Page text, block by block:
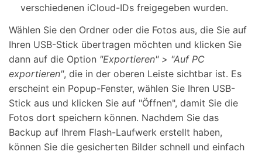
verschiedenen iCloud-IDs freigegeben wurden.
Wählen Sie den Ordner oder die Fotos aus, die Sie auf
Ihren USB-Stick übertragen möchten und klicken Sie
dann auf die Option "Exportieren" > "Auf PC
exportieren", die in der oberen Leiste sichtbar ist. Es
erscheint ein Popup-Fenster, wählen Sie Ihren USB-
Stick aus und klicken Sie auf "Öffnen", damit Sie die
Fotos dort speichern können. Nachdem Sie das
Backup auf Ihrem Flash-Laufwerk erstellt haben,
können Sie die gesicherten Bilder schnell und einfach